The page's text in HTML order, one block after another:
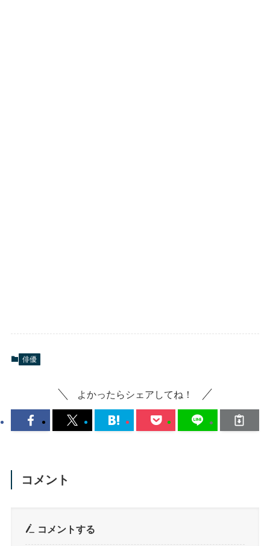
俳優
よかったらシェアしてね！
コメント
コメントする